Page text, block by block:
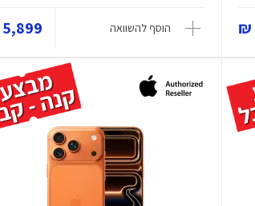
הוסף להשוואה 5,899 ₪